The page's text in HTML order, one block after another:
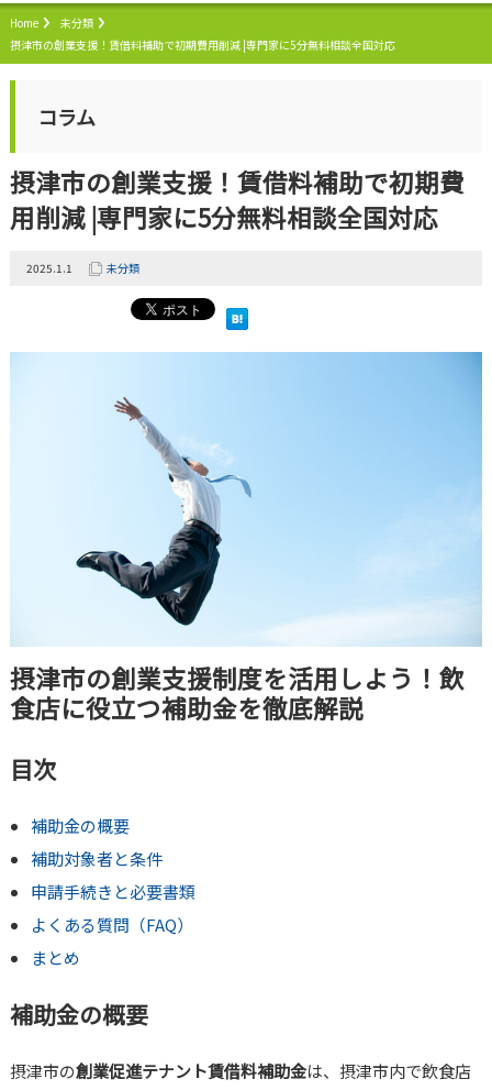
Home
未分類
摂津市の創業支援！賃借料補助で初期費用削減 |専門家に5分無料相談全国対応
コラム
摂津市の創業支援！賃借料補助で初期費
用削減 |専門家に5分無料相談全国対応
2025.1.1 未分類
摂津市の創業支援制度を活用しよう！飲
食店に役立つ補助金を徹底解説
目次
補助金の概要
補助対象者と条件
申請手続きと必要書類
よくある質問（FAQ）
まとめ
補助金の概要
摂津市の創業促進テナント賃借料補助金は、摂津市内で飲食店